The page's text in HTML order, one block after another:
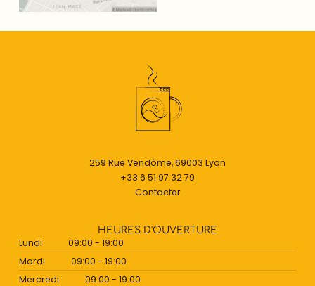
259 Rue Vendôme, 69003 Lyon
+33 6 51 97 32 79
Contacter
HEURES D'OUVERTURE
Lundi
09:00 - 19:00
Mardi
09:00 - 19:00
Mercredi
09:00 - 19:00